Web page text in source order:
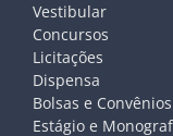
Vestibular
Concursos
Licitações
Dispensa
Bolsas e Convênios
Estágio e